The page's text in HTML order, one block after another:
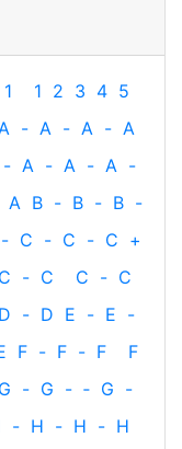
1 1 2 3 4 5
- A - A - A
- A - A - A -
A B - B - B -
- C - C - C +
C - C C - C
D - D E - E -
F - F - F
F
G - G - ‐ G -
- H - H - H